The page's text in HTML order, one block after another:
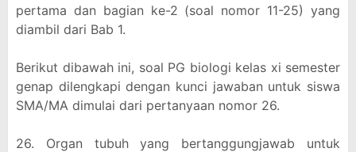
pertama dan bagian ke-2 (soal nomor 11-25) yang
diambil dari Bab 1.
Berikut dibawah ini, soal PG biologi kelas xi semester
genap dilengkapi dengan kunci jawaban untuk siswa
SMA/MA dimulai dari pertanyaan nomor 26.
26. Organ tubuh yang bertanggungjawab untuk